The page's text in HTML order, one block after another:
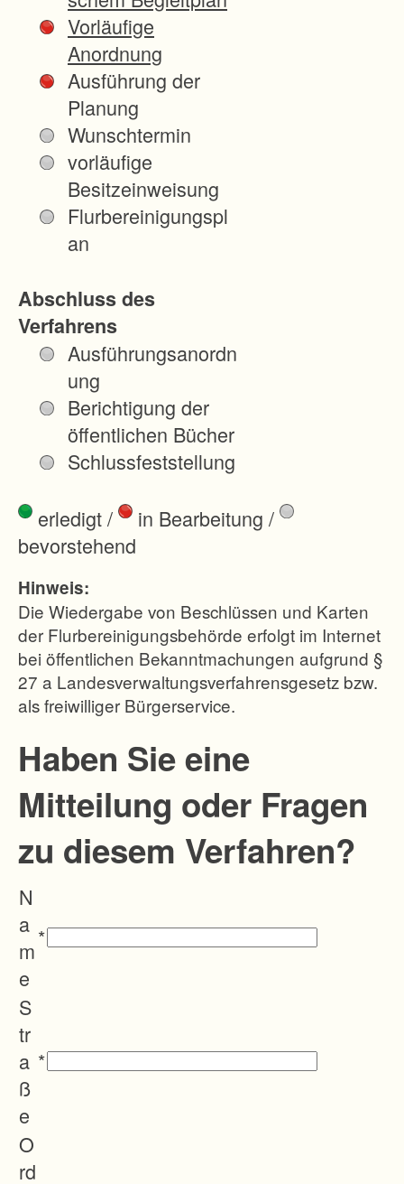
Vorläufige
Anordnung
Ausführung der
Planung
Wunschtermin
vorläufige
Besitzeinweisung
Flurbereinigungspl
an
Abschluss des
Verfahrens
Ausführungsanordn
ung
Berichtigung der
öffentlichen Bücher
Schlussfeststellung
erledigt/ in Bearbeitung /
bevorstehend
Hinweis:
Die Wiedergabe von Beschlüssen und Karten
der Flurbereinigungsbehörde erfolgt im Internet
bei öffentlichen Bekanntmachungen aufgrund §
27 a Landesverwaltungsverfahrensgesetz bzw.
als freiwilliger Bürgerservice.
Haben Sie eine
Mitteilung oder Fragen
zu diesem Verfahren?
N
a
m
e
*
S
tr
a
ß
e
*
O
rd